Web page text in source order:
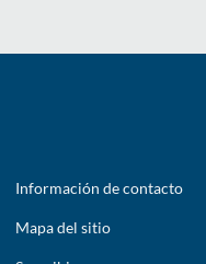
Información de contacto
Mapa del sitio